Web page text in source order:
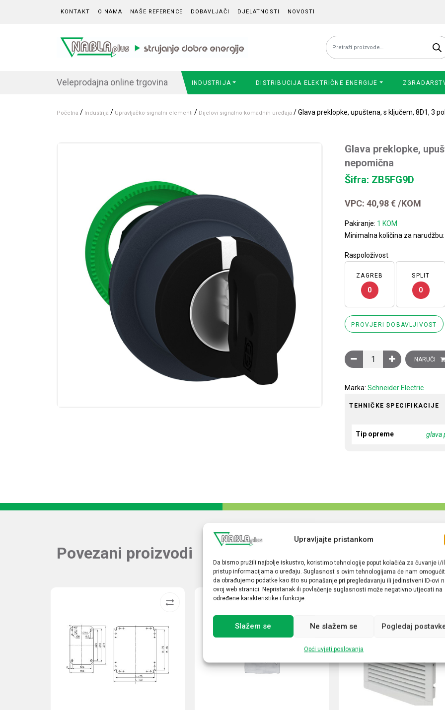
Upravljajte pristankom
Da bismo pružili najbolje iskustvo, koristimo tehnologije poput kolačića za čuvanje i/
pristup informacijama o uređaju. Suglasnost s ovim tehnologijama će nam
da obrađujemo podatke kao što su ponašanje pri pregledavanju ili jedinstveni ID-ovi
ovoj web stranici. Nepristanak ili povlačenje suglasnosti može negativno utjecati na
određene karakteristike i funkcije.
Slažem se Ne slažem se Pogledaj
Opći uvjeti poslovanja
KONTAKT O NAMA NAŠE REFERENCE DOBAVLJAČI DJELATNOSTI NOVOSTI
Pretraži:
Veleprodajna online trgovina INDUSTRIJA DISTRIBUCIJA ELEKTRIČNE ENERGIJE
Početna / Industrija / Upravljačko-signalni elementi / Dijelovi signalno-komadnih uređaja / Glava preklopke, upuštena, s ključem, 8D1, 3
Glava preklopke,
nepomična
Šifra: ZB5FG9D
VPC:40,98€ /KOM
Pakiranje: 1 KOM
Minimalna količina za narudžbu:
Raspoloživost
ZAGREB
0
SPLIT
0
PROVJERI DOBAVLJIVOST
Glava preklopke,NARUČI
Marka:Schneider Electric
TEHNIČKE SPECIFIKACIJE
Tip opreme glava
Povezani proizvodi